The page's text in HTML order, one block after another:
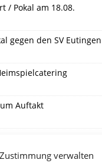
Zustimmung verwalten
/ Pokal am 18.08.
gegen den SV Eutingen
Auftakt